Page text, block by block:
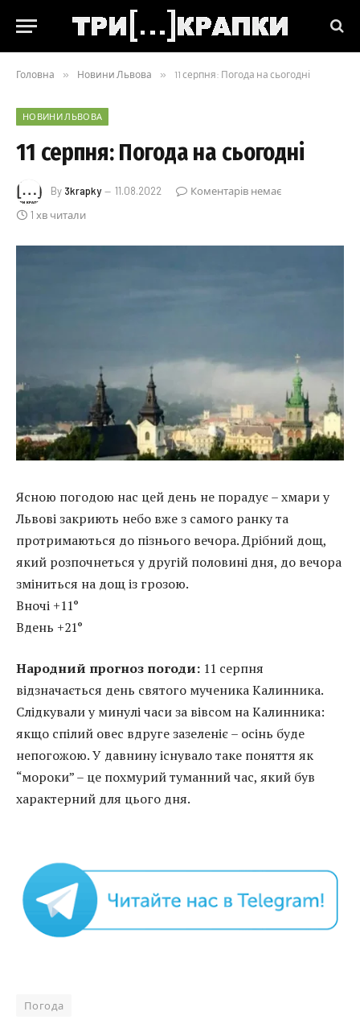
Головна » Новини Львова » 11 серпня: Погода на сьогодні
НОВИНИ ЛЬВОВА
11 серпня: Погода на сьогодні
By 3krapky 11.08.2022
Коментарів немає
1 хв читали
Ясною погодою нас цей день не порадує – хмари у
Львові закриють небо вже з самого ранку та
протримаються до пізнього вечора. Дрібний дощ,
який розпочнеться у другій половині дня, до вечора
зміниться на дощ із грозою.
Вночі +11°
Вдень +21°
Народний прогноз погоди: 11 серпня
відзначається день святого мученика Калинника.
Слідкували у минулі часи за вівсом на Калинника:
якщо спілий овес вдруге зазеленіє – осінь буде
непогожою. У давнину існувало таке поняття як
“мороки” – це похмурий туманний час, який був
характерний для цього дня.
Погода